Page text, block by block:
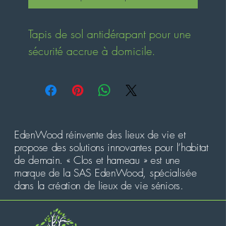
Tapis de sol antidérapant pour une
sécurité accrue à domicile.
EdenWood réinvente des lieux de vie et
propose des solutions innovantes pour l’habitat
de demain. « Clos et hameau » est une
marque de la SAS EdenWood, spécialisée
dans la création de lieux de vie séniors.